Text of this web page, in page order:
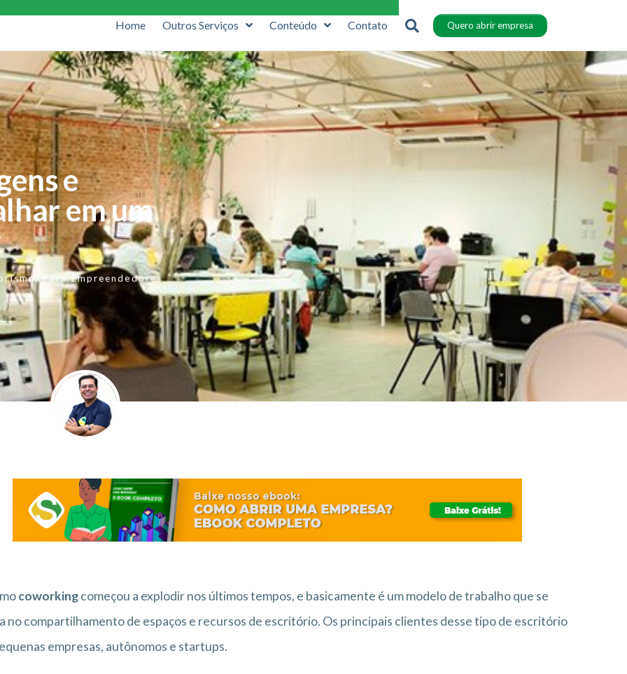
Home Outros Serviços Conteúdo Contato Quero abrir empresa
e
em um
,Para Empreendedores
coworkingcomeçou a explodir nos últimos tempos, e basicamente é um modelo de trabalho que se
no compartilhamento de espaços e recursos de escritório. Os principais clientes desse tipo de escritório
empresas, autônomos e startups.